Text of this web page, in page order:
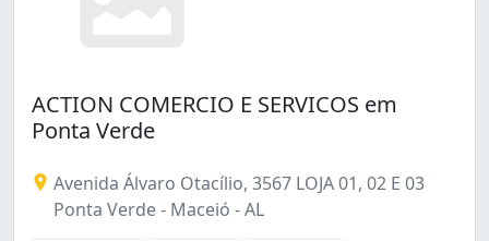
ACTION COMERCIO E SERVICOS em
Ponta Verde
Avenida Álvaro Otacílio, 3567 LOJA 01, 02 E 03
Ponta Verde - Maceió - AL